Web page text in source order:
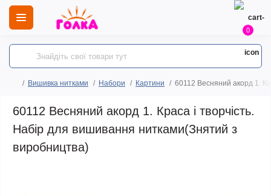
0
Вишивка нитками Набори Картини 60112 Весняний акорд 1.
60112 Весняний акорд 1. Краса і творчість.
Набір для вишивання нитками(Знятий з
виробництва)